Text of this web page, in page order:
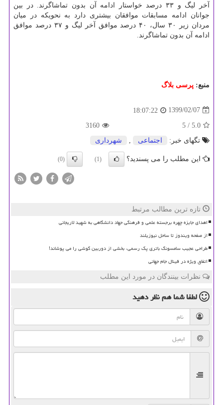
آخر لیگ و ۳۳ درصد خواستار ادامه آن بدون تماشاگرند. در بین
جوانان ادامه مسابقات موافقان بیشتری دارد به نحویکه در میان
مردان زیر ۳۰ سال، ۴۰ درصد موافق آخر لیگ و ۳۷ درصد موافق
ادامه آن بدون تماشاگرند.
منبع: پرسی بلاگ
1399/02/07
18:07:22
5.0
/ 5
3160
تگهای خبر:
اجتماعی , شهرداری
این مطلب را می پسندید؟ (1)
(0)
تازه ترین مطالب مرتبط
اهدای جایزه چهره برجسته علمی و فرهنگی جهاد دانشگاهی به شهید لاریجانی
از صفحه ویندوز تا ساحل نیوزیلند
طراحی عجیب سامسونگ باتری پک رسمی، بخشی از دوربین گوشی را می پوشاند!
اتفاق ویژه در فینال جام جهانی
نظرات بینندگان در مورد این مطلب
لطفا شما همنظر دهید